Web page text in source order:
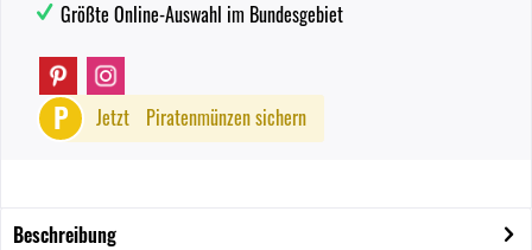
Größte Online-Auswahl im Bundesgebiet
P Jetzt Piratenmünzen sichern
Beschreibung